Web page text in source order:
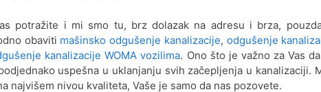
potražite i mi smo tu, brz dolazak na adresu i brza,
obaviti mašinsko odgušenje kanalizacije, odgušenje
kanalizacije WOMA vozilima. Ono što je važno za Vas
uspešna u uklanjanju svih začepljenja u kanalizaciji.
najvišem nivou kvaliteta, Vaše je samo da nas pozovete.